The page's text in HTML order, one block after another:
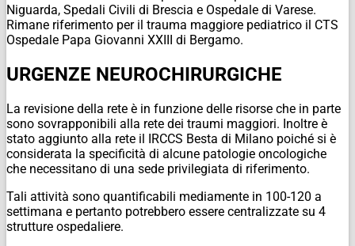
Niguarda, Spedali Civili di Brescia e Ospedale di Varese.
Rimane riferimento per il trauma maggiore pediatrico il CTS
Ospedale Papa Giovanni XXIII di Bergamo.
URGENZE NEUROCHIRURGICHE
La revisione della rete è in funzione delle risorse che in parte
sono sovrapponibili alla rete dei traumi maggiori. Inoltre è
stato aggiunto alla rete il IRCCS Besta di Milano poiché si è
considerata la specificità di alcune patologie oncologiche
che necessitano di una sede privilegiata di riferimento.
Tali attività sono quantificabili mediamente in 100-120 a
settimana e pertanto potrebbero essere centralizzate su 4
strutture ospedaliere.